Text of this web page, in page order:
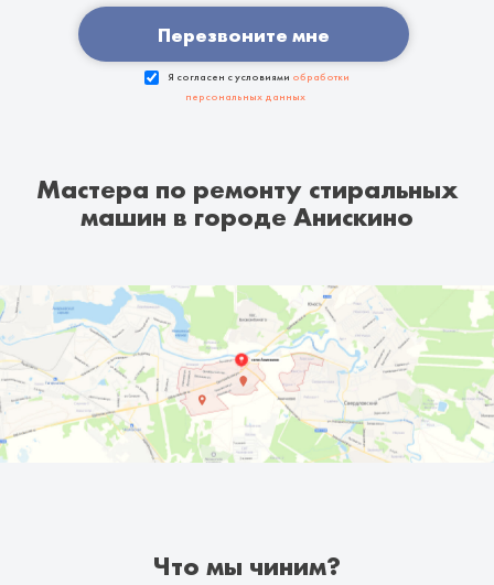
Перезвоните мне
Я согласен с условиями обработки
персональных данных
Мастера по ремонту стиральных
машин в городе Анискино
Что мы чиним?